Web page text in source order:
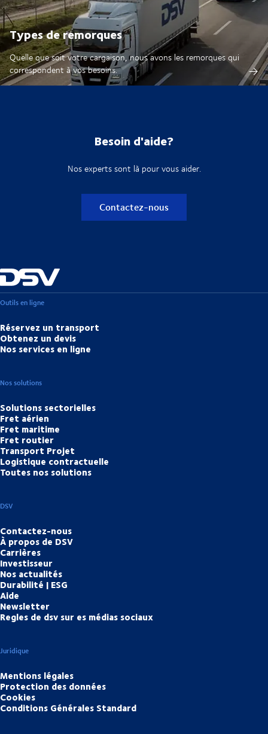
Types de remorques
Quelle que soit votre cargaison, nous avons les remorques qui
correspondent à vos besoins.
Besoin d'aide?
Nos experts sont là pour vous aider.
Contactez-nous
Outils en ligne
Réservez un transport
Obtenez un devis
Nos services en ligne
Nos solutions
Solutions sectorielles
Fret aérien
Fret maritime
Fret routier
Transport Projet
Logistique contractuelle
Toutes nos solutions
DSV
Contactez-nous
À propos de DSV
Carrières
Investisseur
Nos actualités
Durabilité | ESG
Aide
Newsletter
Regles de dsv sur es médias sociaux
Juridique
Mentions légales
Protection des données
Cookies
Conditions Générales Standard